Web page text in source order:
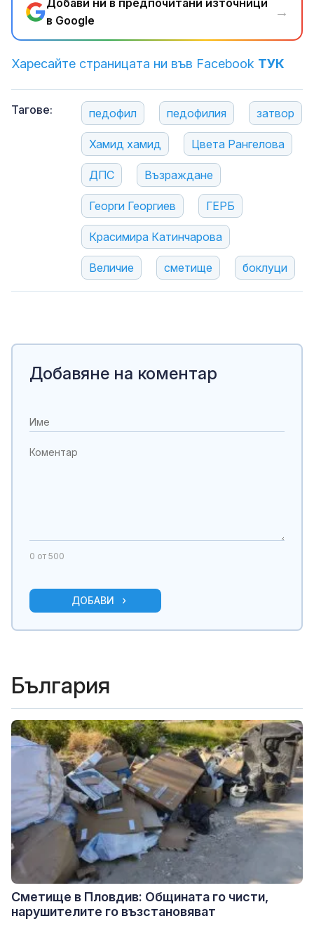
Добави ни в предпочитани източници
в Google
→
Харесайте страницата ни във Facebook ТУК
Тагове: педофил педофилия затвор
Хамид хамид Цвета Рангелова
ДПС Възраждане
Георги Георгиев ГЕРБ
Красимира Катинчарова
Величие сметище боклуци
Добавяне на коментар
0 от 500
ДОБАВИ
България
Сметище в Пловдив: Общината го чисти,
нарушителите го възстановяват